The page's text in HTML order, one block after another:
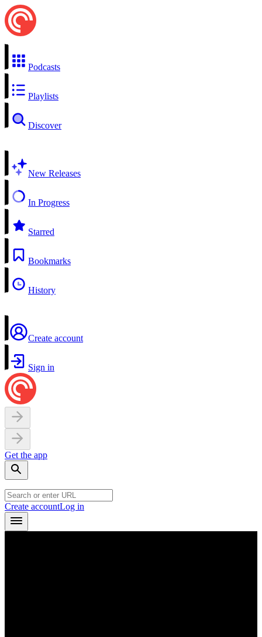
Podcasts
Playlists
Discover
New Releases
In Progress
Starred
Bookmarks
History
Create account
Sign in
Get the app
Create accountLog in